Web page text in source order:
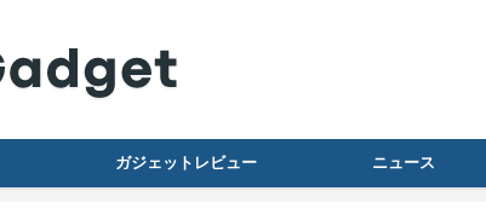
ガジェットレビュー ニュース